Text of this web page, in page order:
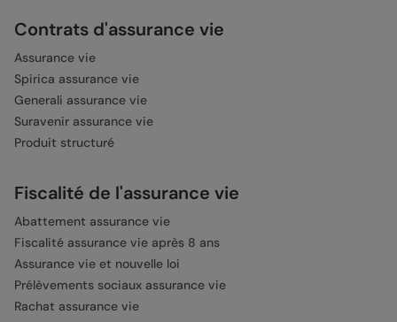
Contrats d'assurance vie
Assurance vie
Spirica assurance vie
Generali assurance vie
Suravenir assurance vie
Produit structuré
Fiscalité de l'assurance vie
Abattement assurance vie
Fiscalité assurance vie après 8 ans
Assurance vie et nouvelle loi
Prélèvements sociaux assurance vie
Rachat assurance vie